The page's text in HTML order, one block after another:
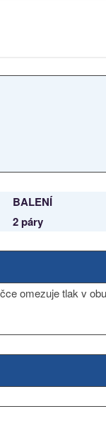
BALENÍ
2 páry
omezuje tlak v